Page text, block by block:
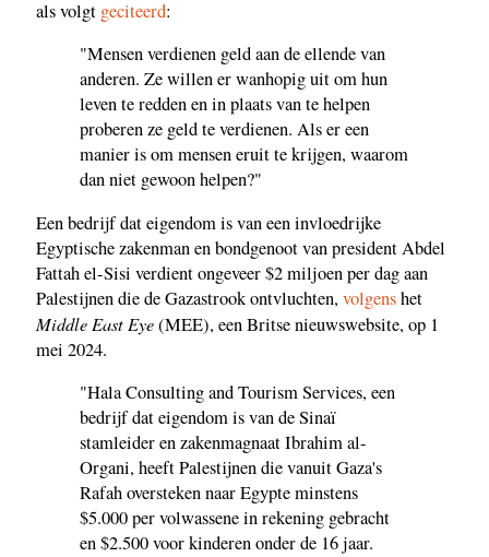
als volgt geciteerd:
"Mensen verdienen geld aan de ellende van
anderen. Ze willen er wanhopig uit om hun
leven te redden en in plaats van te helpen
proberen ze geld te verdienen. Als er een
manier is om mensen eruit te krijgen, waarom
dan niet gewoon helpen?"
Een bedrijf dat eigendom is van een invloedrijke
Egyptische zakenman en bondgenoot van president Abdel
Fattah el-Sisi verdient ongeveer $2 miljoen per dag aan
Palestijnen die de Gazastrook ontvluchten,volgenshet
Middle East Eye(MEE), een Britse nieuwswebsite, op 1
mei 2024.
"Hala Consulting and Tourism Services, een
bedrijf dat eigendom is van de Sinaï
stamleider en zakenmagnaat Ibrahim al-
Organi, heeft Palestijnen die vanuit Gaza's
Rafah oversteken naar Egypte minstens
$5.000 per volwassene in rekening gebracht
en $2.500 voor kinderen onder de 16 jaar.